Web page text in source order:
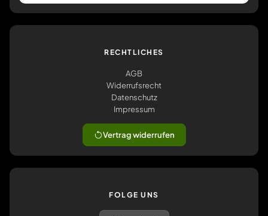
RECHTLICHES
AGB
Widerrufsrecht
Datenschutz
Impressum
Vertrag widerrufen
FOLGE UNS